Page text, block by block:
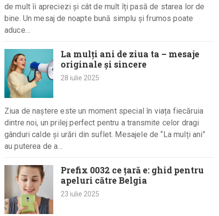
de mult îi apreciezi și cât de mult îți pasă de starea lor de
bine. Un mesaj de noapte bună simplu și frumos poate
aduce…
La mulți ani de ziua ta – mesaje
originale și sincere
28 iulie 2025
Ziua de naștere este un moment special în viața fiecăruia
dintre noi, un prilej perfect pentru a transmite celor dragi
gânduri calde și urări din suflet. Mesajele de “La mulți ani”
au puterea de a…
Prefix 0032 ce țară e: ghid pentru
apeluri către Belgia
23 iulie 2025